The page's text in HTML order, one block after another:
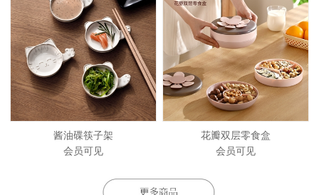
酱油碟筷子架
会员可见
花瓣双层零食盒
会员可见